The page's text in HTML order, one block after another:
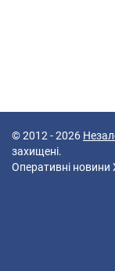
© 2012 - 2026
захищені.
Оперативні